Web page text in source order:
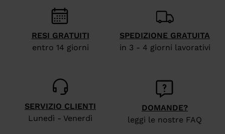
RESI GRATUITI
entro 14 giorni
SPEDIZIONE GRATUITA
in 3 - 4 giorni lavorativi
SERVIZIO CLIENTI
Lunedì - Venerdì
DOMANDE?
leggi le nostre FAQ